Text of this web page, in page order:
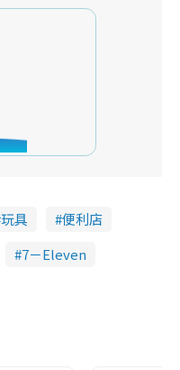
玩具
便利店
7－Eleven